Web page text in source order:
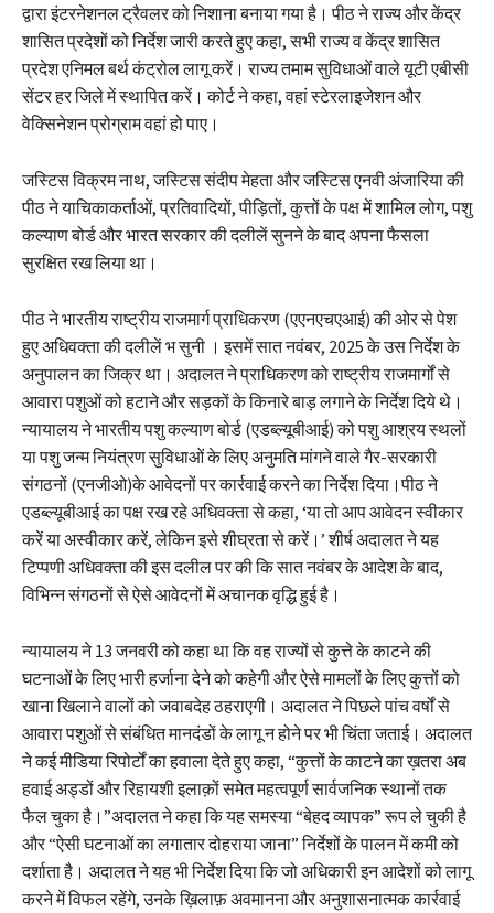
द्वारा इंटरनेशनल ट्रैवलर को निशाना बनाया गया है। पीठ ने राज्य और केंद्र
शासित प्रदेशों को निर्देश जारी करते हुए कहा, सभी राज्य व केंद्र शासित
प्रदेश एनिमल बर्थ कंट्रोल लागू करें। राज्य तमाम सुविधाओं वाले यूटी एबीसी
सेंटर हर जिले में स्थापित करें। कोर्ट ने कहा, वहां स्टेरलाइजेशन और
वेक्सिनेशन प्रोग्राम वहां हो पाए।
जस्टिस विक्रम नाथ, जस्टिस संदीप मेहता और जस्टिस एनवी अंजारिया की
पीठ ने याचिकाकर्ताओं, प्रतिवादियों, पीड़ितों, कुत्तों के पक्ष में शामिल लोग, पशु
कल्याण बोर्ड और भारत सरकार की दलीलें सुनने के बाद अपना फैसला
सुरक्षित रख लिया था।
पीठ ने भारतीय राष्ट्रीय राजमार्ग प्राधिकरण (एएनएचएआई) की ओर से पेश
हुए अधिवक्ता की दलीलें भ सुनी । इसमें सात नवंबर, 2025 के उस निर्देश के
अनुपालन का जिक्र था। अदालत ने प्राधिकरण को राष्ट्रीय राजमार्गों से
आवारा पशुओं को हटाने और सड़कों के किनारे बाड़ लगाने के निर्देश दिये थे।
न्यायालय ने भारतीय पशु कल्याण बोर्ड (एडब्ल्यूबीआई) को पशु आश्रय स्थलों
या पशु जन्म नियंत्रण सुविधाओं के लिए अनुमति मांगने वाले गैर-सरकारी
संगठनों (एनजीओ)के आवेदनों पर कार्रवाई करने का निर्देश दिया।पीठ ने
एडब्ल्यूबीआई का पक्ष रख रहे अधिवक्ता से कहा, ‘या तो आप आवेदन स्वीकार
करें या अस्वीकार करें, लेकिन इसे शीघ्रता से करें।’ शीर्ष अदालत ने यह
टिप्पणी अधिवक्ता की इस दलील पर की कि सात नवंबर के आदेश के बाद,
विभिन्न संगठनों से ऐसे आवेदनों में अचानक वृद्धि हुई है।
न्यायालय ने 13 जनवरी को कहा था कि वह राज्यों से कुत्ते के काटने की
घटनाओं के लिए भारी हर्जाना देने को कहेगी और ऐसे मामलों के लिए कुत्तों को
खाना खिलाने वालों को जवाबदेह ठहराएगी। अदालत ने पिछले पांच वर्षों से
आवारा पशुओं से संबंधित मानदंडों के लागू न होने पर भी चिंता जताई। अदालत
ने कई मीडिया रिपोर्टों का हवाला देते हुए कहा, “कुत्तों के काटने का ख़तरा अब
हवाई अड्डों और रिहायशी इलाक़ों समेत महत्वपूर्ण सार्वजनिक स्थानों तक
फैल चुका है।”अदालत ने कहा कि यह समस्या “बेहद व्यापक” रूप ले चुकी है
और “ऐसी घटनाओं का लगातार दोहराया जाना” निर्देशों के पालन में कमी को
दर्शाता है। अदालत ने यह भी निर्देश दिया कि जो अधिकारी इन आदेशों को लागू
करने में विफल रहेंगे, उनके ख़िलाफ़ अवमानना और अनुशासनात्मक कार्रवाई